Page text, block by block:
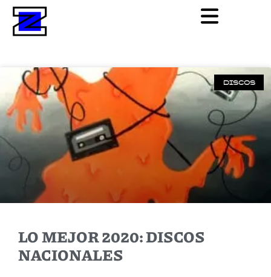
DISCOS
LO MEJOR 2020: DISCOS
NACIONALES